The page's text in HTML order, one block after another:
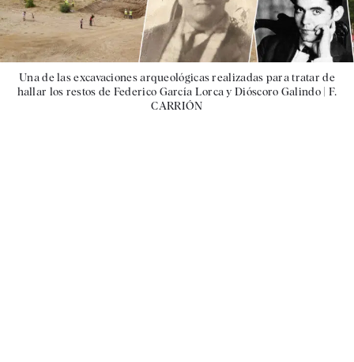
Una de las excavaciones arqueológicas realizadas para tratar de
hallar los restos de Federico García Lorca y Dióscoro Galindo | F.
CARRIÓN